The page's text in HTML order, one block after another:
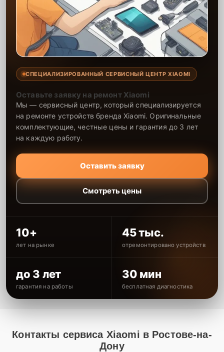
СПЕЦИАЛИЗИРОВАННЫЙ СЕРВИСНЫЙ ЦЕНТР XIAOMI
Оставьте заявку на ремонт Xiaomi
Мы — сервисный центр, который специализируется
на ремонте устройств бренда Xiaomi. Оригинальные
комплектующие, честные цены и гарантия до 3 лет
на каждую работу.
Оставить заявку
Смотреть цены
10+
лет на рынке
45 тыс.
отремонтировано устройств
до 3 лет
гарантия на работы
30 мин
бесплатная диагностика
Контакты сервиса Xiaomi в Ростове-на-
Дону